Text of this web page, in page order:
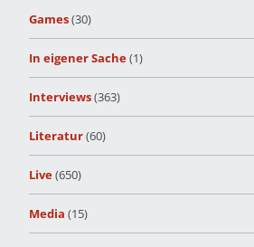
Games(30)
In eigener Sache(1)
Interviews(363)
Literatur(60)
Live(650)
Media (15)